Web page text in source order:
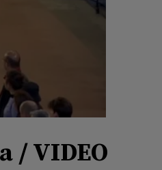
/ VIDEO